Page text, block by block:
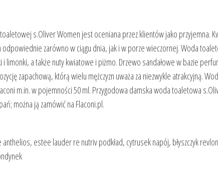
s.Oliver Women jest oceniana przez klientów jako przyjemna.
zarówno w ciągu dnia, jak i w porze wieczornej. Woda
limonki, a także nuty kwiatowe i piżmo. Drzewo sandałowe w bazie
zapachową, którą wielu mężczyzn uważa za niezwykle atrakcyjną.
m.in. w pojemności 50 ml. Przygodowa damska woda toaletowa
można ją zamówić na Flaconi.pl.
estee lauder re nutriv podkład, cytrusek napój, błyszczyk